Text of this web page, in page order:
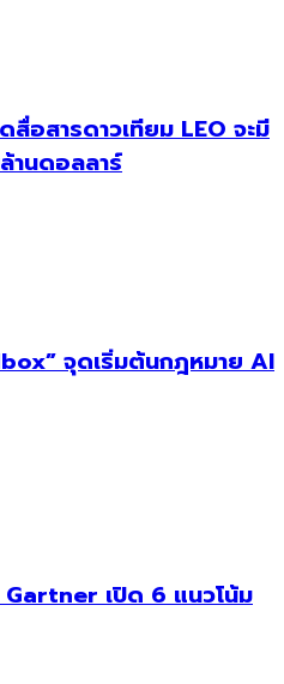
อสารดาวเทียม LEO จะมี
านดอลลาร์
จุดเริ่มต้นกฎหมาย AI
Gartner เปิด 6 แนวโน้ม